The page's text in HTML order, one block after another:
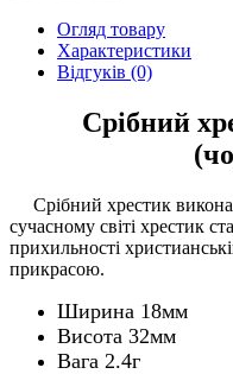
Огляд товару
Характеристики
Відгуків (0)
Срібний
Срібний хрестик
сучасному світі хрестик
прихильності
прикрасою.
Ширина 18мм
Висота 32мм
Вага 2.4г